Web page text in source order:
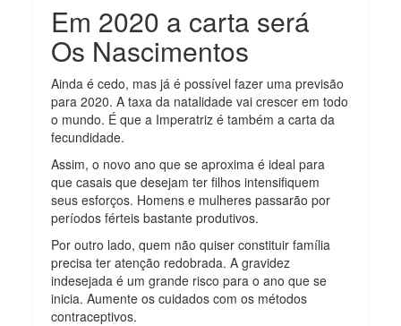
Em 2020 a carta será
Os Nascimentos
Ainda é cedo, mas já é possível fazer uma previsão
para 2020. A taxa da natalidade vai crescer em todo
o mundo. É que a Imperatriz é também a carta da
fecundidade.
Assim, o novo ano que se aproxima é ideal para
que casais que desejam ter filhos intensifiquem
seus esforços. Homens e mulheres passarão por
períodos férteis bastante produtivos.
Por outro lado, quem não quiser constituir família
precisa ter atenção redobrada. A gravidez
indesejada é um grande risco para o ano que se
inicia. Aumente os cuidados com os métodos
contraceptivos.